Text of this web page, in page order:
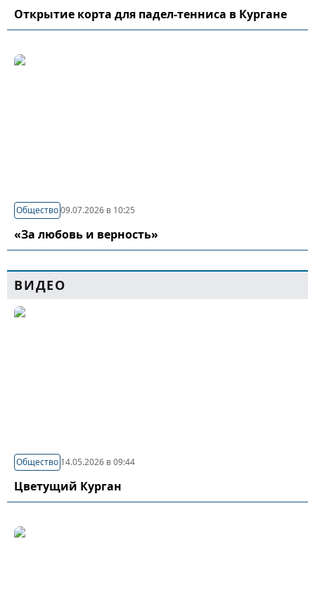
Открытие корта для падел-тенниса в Кургане
Общество09.07.2026 в 10:25
«За любовь и верность»
ВИДЕО
Общество 14.05.2026 в 09:44
Цветущий Курган